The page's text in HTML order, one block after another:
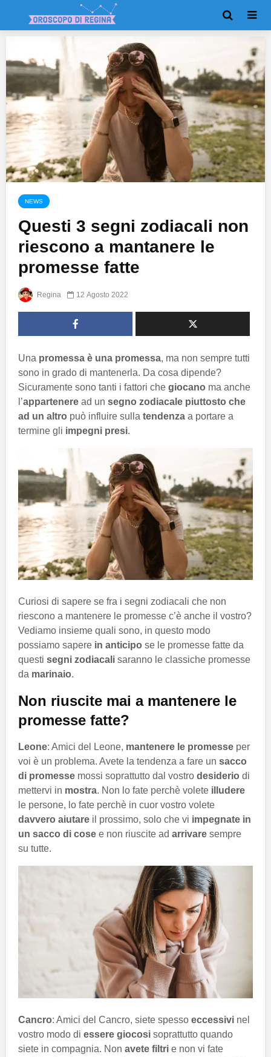
NEWS
Questi 3 segni zodiacali non
riescono a mantanere le
promesse fatte
Regina 12 Agosto 2022
Una promessa è una promessa, ma non sempre tutti
sono in grado di mantenerla. Da cosa dipende?
Sicuramente sono tanti i fattori che giocano ma anche
l’appartenere ad un segno zodiacale piuttosto che
ad un altro può influire sulla tendenza a portare a
termine gli impegni presi.
Curiosi di sapere se fra i segni zodiacali che non
riescono a mantenere le promesse c’è anche il vostro?
Vediamo insieme quali sono, in questo modo
possiamo sapere in anticipo se le promesse fatte da
questi segni zodiacali saranno le classiche promesse
da marinaio.
Non riuscite mai a mantenere le
promesse fatte?
Leone: Amici del Leone, mantenere le promesse per
voi è un problema. Avete la tendenza a fare un sacco
di promesse mossi soprattutto dal vostro desiderio di
mettervi in mostra. Non lo fate perchè volete illudere
le persone, lo fate perchè in cuor vostro volete
davvero aiutare il prossimo, solo che vi impegnate in
un sacco di cose e non riuscite ad arrivare sempre
su tutte.
Cancro: Amici del Cancro, siete spesso eccessivi nel
vostro modo di essere giocosi soprattutto quando
siete in compagnia. Non avete filtri e non vi fate